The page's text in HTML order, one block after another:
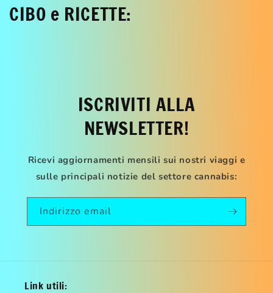
CIBO e RICETTE:
ISCRIVITI ALLA
NEWSLETTER!
Ricevi aggiornamenti mensili sui nostri viaggi e
sulle principali notizie del settore cannabis:
Indirizzo email
Link utili: